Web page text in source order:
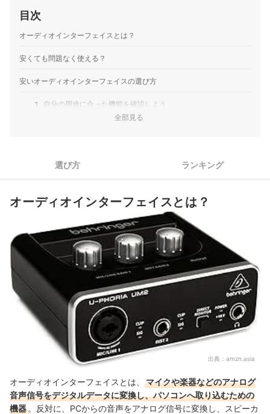
目次
オーディオインターフェイスとは？
安くても問題なく使える？
安いオーディオインターフェイスの選び方
1 自分の用途に合った機能を確認しよう
安いオーディオインターフェイス全43商品おすすめ人気ランキング
安いオーディオインターフェイスの売れ筋ランキングもチェック！
全部見る
選び方 ランキング
オーディオインターフェイスとは？
出典： amzn.asia
オーディオインターフェイスとは、
マイクや楽器などのアナログ
音声信号をデジタルデータに変換し、パソコンへ取り込むための
機器 。反対に、PCからの音声をアナログ信号に変換し、スピーカ